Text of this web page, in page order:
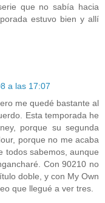
que no sabía hacia
estuvo bien y allí
a las 17:07
me quedé bastante al
Esta temporada he
porque su segunda
porque no me acaba
todos sabemos, aunque
Con 90210 no
doble, y con My Own
que llegué a ver tres.